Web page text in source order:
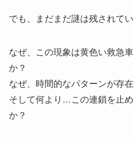
でも、まだまだ謎は残されてい
なぜ、この現象は黄色い救急
か？
なぜ、時間的なパターンが存
そして何より…この連鎖を止
か？